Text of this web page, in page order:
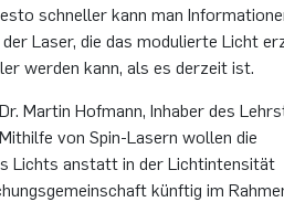
schneller kann man
Laser, die das modulierte Licht
werden kann, als es derzeit ist.
Martin Hofmann, Inhaber des
von Spin-Lasern wollen die
Lichts anstatt in der Lichtintensität
künftig im